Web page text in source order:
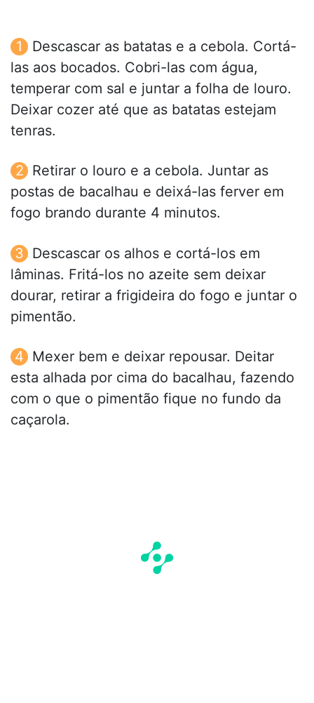
Descascar as batatas e a cebola. Cortá-
las aos bocados. Cobri-las com água,
temperar com sal e juntar a folha de louro.
Deixar cozer até que as batatas estejam
tenras.
Retirar o louro e a cebola. Juntar as
postas de bacalhau e deixá-las ferver em
fogo brando durante 4 minutos.
Descascar os alhos e cortá-los em
lâminas. Fritá-los no azeite sem deixar
dourar, retirar a frigideira do fogo e juntar o
pimentão.
Mexer bem e deixar repousar. Deitar
esta alhada por cima do bacalhau, fazendo
com o que o pimentão fique no fundo da
caçarola.